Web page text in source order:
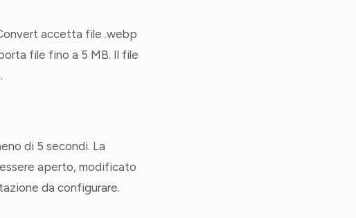
accetta file .webp
file fino a 5 MB. Il file
di 5 secondi. La
aperto, modificato
da configurare.